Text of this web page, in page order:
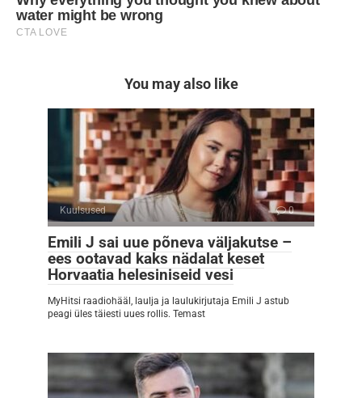
You may also like
Kuulsused 0
Emili J sai uue põneva väljakutse –
ees ootavad kaks nädalat keset
Horvaatia helesiniseid vesi
MyHitsi raadiohääl, laulja ja laulukirjutaja Emili J astub
peagi üles täiesti uues rollis. Temast